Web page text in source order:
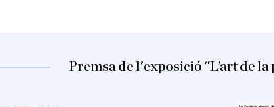
Premsa de l'exposició "L’art de